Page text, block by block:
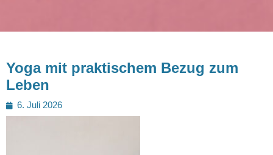
Yoga mit praktischem Bezug zum
Leben
Posted
on
6. Juli 2026